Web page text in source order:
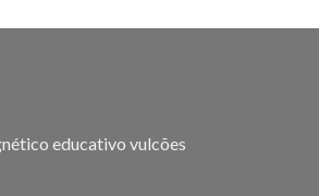
educativo vulcões